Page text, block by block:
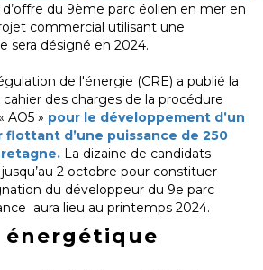
d’offre du 9ème parc éolien en mer en
commercial utilisant une
désigné en 2024.
de l'énergie (CRE) a publié la
des charges de la procédure
AO5 » pour le développement d’un
flottant d’une puissance de 250
La dizaine de candidats
2 octobre pour constituer
du développeur du 9e parc
aura lieu au printemps 2024.